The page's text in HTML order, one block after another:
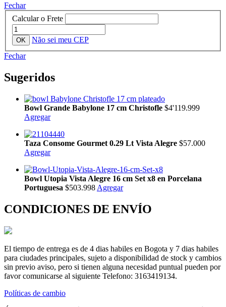
Fechar
Calcular o Frete
Não sei meu CEP
Fechar
Sugeridos
Bowl Grande Babylone 17 cm Christofle $4'119.999
Agregar
Taza Consome Gourmet 0.29 Lt Vista Alegre $57.000
Agregar
Bowl Utopia Vista Alegre 16 cm Set x8 en Porcelana
Portuguesa $503.998 Agregar
CONDICIONES DE ENVÍO
El tiempo de entrega es de 4 dias habiles en Bogota y 7 dias habiles
para ciudades principales, sujeto a disponibilidad de stock y cambios
sin previo aviso, pero si tienen alguna necesidad puntual pueden por
favor comunicarse al siguiente Telefono: 3163419134.
Políticas de cambio